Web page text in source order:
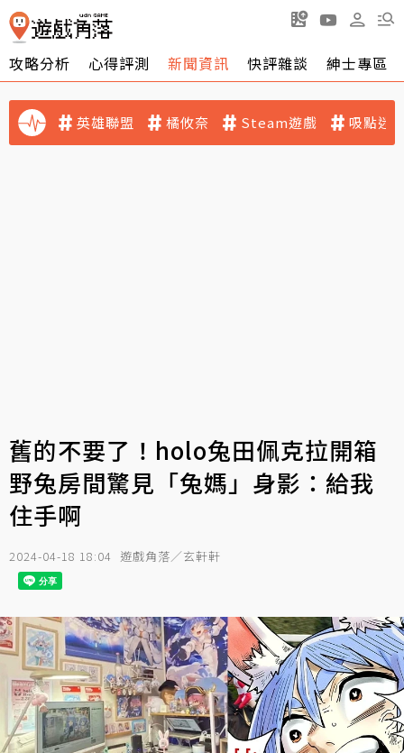
攻略分析 心得評測 新聞資訊 快評雜談 紳士專區
英雄聯盟 橘攸奈 Steam遊戲 吸點迷
舊的不要了！holo兔田佩克拉開箱
野兔房間驚見「兔媽」身影：給我
住手啊
2024-04-18 18:04 遊戲角落／玄軒軒